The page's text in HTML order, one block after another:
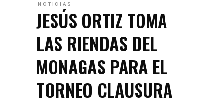
NOTICIAS
JESÚS ORTIZ TOMA
LAS RIENDAS DEL
MONAGAS PARA EL
TORNEO CLAUSURA